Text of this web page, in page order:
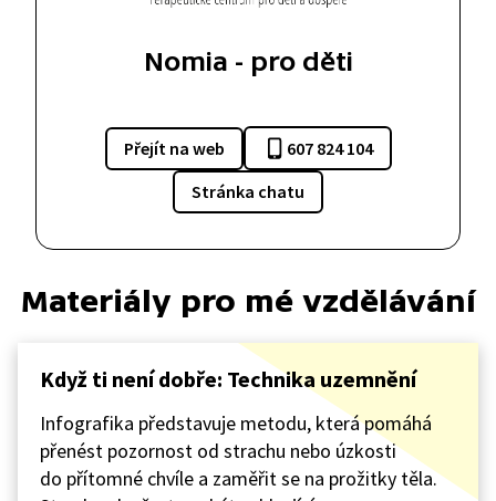
Nomia - pro děti
Přejít na web
607 824 104
Stránka chatu
Materiály pro mé vzdělávání
Když ti není dobře: Technika uzemnění
Infografika představuje metodu, která pomáhá
přenést pozornost od strachu nebo úzkosti
do přítomné chvíle a zaměřit se na prožitky těla.